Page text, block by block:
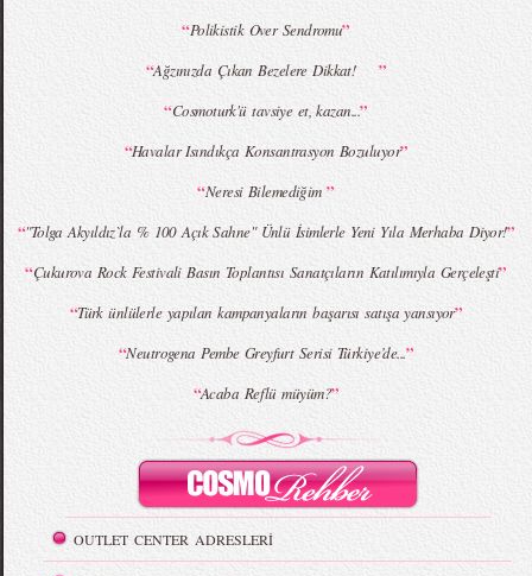
MBFWI - Giray Sepin 2015 Yaz Koleksiyonu MBFWI - Burçe Bekrek 2015 Yaz Koleksiyonu
“Polikistik Over Sendromu”
“Ağzınızda Çıkan Bezelere Dikkat! ”
“Cosmoturk'ü tavsiye et, kazan...”
“Havalar Isındıkça Konsantrasyon Bozuluyor”
“Neresi Bilemediğim”
“"Tolga Akyıldız`la % 100 Açık Sahne" Ünlü İsimlerle Yeni Yıla Merhaba Diyor!”
“Çukurova Rock Festivali Basın Toplantısı Sanatçıların Katılımıyla Gerçeleşti”
“Türk ünlülerle yapılan kampanyaların başarısı satışa yansıyor”
“Neutrogena Pembe Greyfurt Serisi Türkiye’de...”
“Acaba Reflü müyüm?”
OUTLET CENTER ADRESLERİ